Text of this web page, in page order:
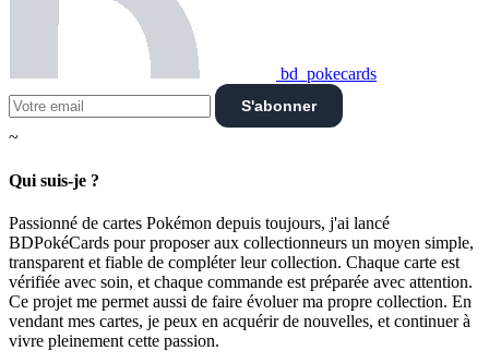
bd_pokecards
S'abonner
~
Qui suis-je ?
Passionné de cartes Pokémon depuis toujours, j'ai lancé
BDPokéCards pour proposer aux collectionneurs un moyen simple,
transparent et fiable de compléter leur collection. Chaque carte est
vérifiée avec soin, et chaque commande est préparée avec attention.
Ce projet me permet aussi de faire évoluer ma propre collection. En
vendant mes cartes, je peux en acquérir de nouvelles, et continuer à
vivre pleinement cette passion.